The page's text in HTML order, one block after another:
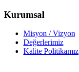
Kurumsal
Misyon / Vizyon
Değerlerimiz
Kalite Politikamız